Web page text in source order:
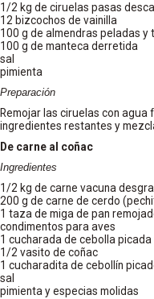
1/2 kg de ciruelas pasas
12 bizcochos de vainilla
100 g de almendras peladas y
100 g de manteca derretida
sal
pimienta
Preparación
Remojar las ciruelas con
ingredientes restantes y
De carne al coñac
Ingredientes
1/2 kg de carne vacuna
200 g de carne de cerdo
1 taza de miga de pan
condimentos para aves
1 cucharada de cebolla
1/2 vasito de coñac
1 cucharadita de cebollín
sal
pimienta y especias molidas